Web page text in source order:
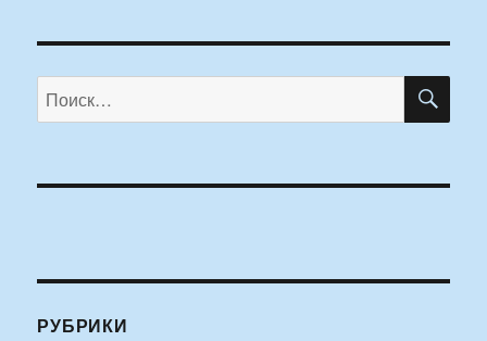
Искать:
РУБРИКИ